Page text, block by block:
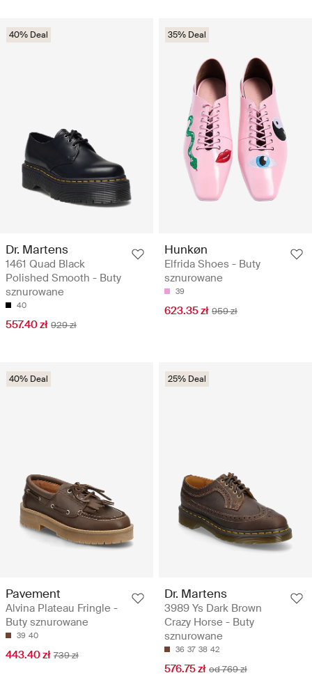
40% Deal
Dr. Martens
1461 Quad Black
Polished Smooth - Buty
sznurowane
40
557.40 zł 929 zł
35% Deal
Hunkøn
Elfrida Shoes - Buty
sznurowane
39
623.35 zł 959 zł
40% Deal
Pavement
Alvina Plateau Fringle -
Buty sznurowane
39 40
443.40 zł 739 zł
25% Deal
Dr. Martens
3989 Ys Dark Brown
Crazy Horse - Buty
sznurowane
36 37 38 42
576.75 zł od 769 zł